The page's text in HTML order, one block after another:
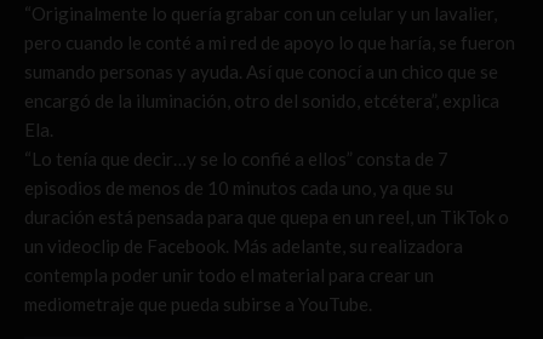
“Originalmente lo quería grabar con un celular y un lavalier,
pero cuando le conté a mi red de apoyo lo que haría, se fueron
sumando personas y ayuda. Así que conocí a un chico que se
encargó de la iluminación, otro del sonido, etcétera”, explica
Ela.
“Lo tenía que decir…y se lo confié a ellos” consta de 7
episodios de menos de 10 minutos cada uno, ya que su
duración está pensada para que quepa en un reel, un TikTok o
un videoclip de Facebook. Más adelante, su realizadora
contempla poder unir todo el material para crear un
mediometraje que pueda subirse a YouTube.